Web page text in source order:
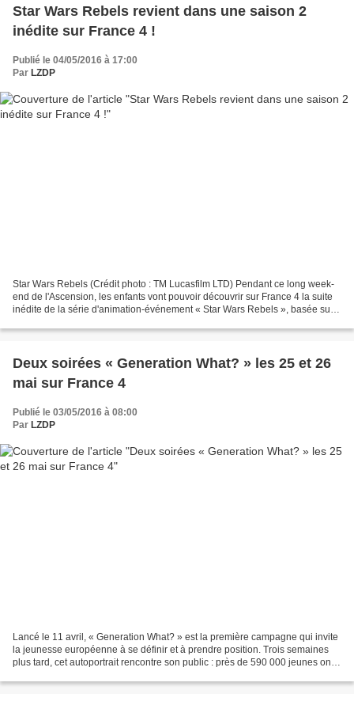
Star Wars Rebels revient dans une saison 2
inédite sur France 4 !
Publié le 04/05/2016 à 17:00
Par LZDP
Star Wars Rebels (Crédit photo : TM Lucasfilm LTD) Pendant ce long week-
end de l'Ascension, les enfants vont pouvoir découvrir sur France 4 la suite
inédite de la série d'animation-événement « Star Wars Rebels », basée sur
Deux soirées « Generation What? » les 25 et 26
mai sur France 4
Publié le 03/05/2016 à 08:00
Par LZDP
Lancé le 11 avril, « Generation What? » est la première campagne qui invite
la jeunesse européenne à se définir et à prendre position. Trois semaines
plus tard, cet autoportrait rencontre son public : près de 590 000 jeunes ont